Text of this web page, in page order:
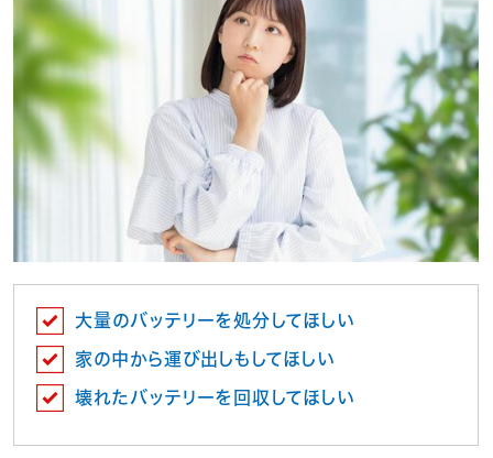
大量のバッテリーを処分してほしい
家の中から運び出しもしてほしい
壊れたバッテリーを回収してほしい